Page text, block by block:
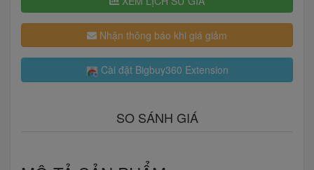
Nhận thông báo khi giá giảm
Cài đặt Bigbuy360 Extension
SO SÁNH GIÁ